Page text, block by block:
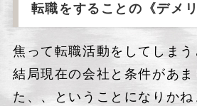
転職をすることの《デメ
焦って転職活動をしてしまう
結局現在の会社と条件があ
た、、ということになりかね